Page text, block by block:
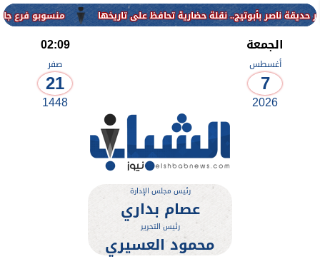
منسوبو فرع جامعة الأزهر للوجه القبلي
الجمعة
أغسطس
7
2026
02:09
صفر
21
1448
رئيس مجلس الإدارة
عصام بداري
رئيس التحرير
محمود العسيري